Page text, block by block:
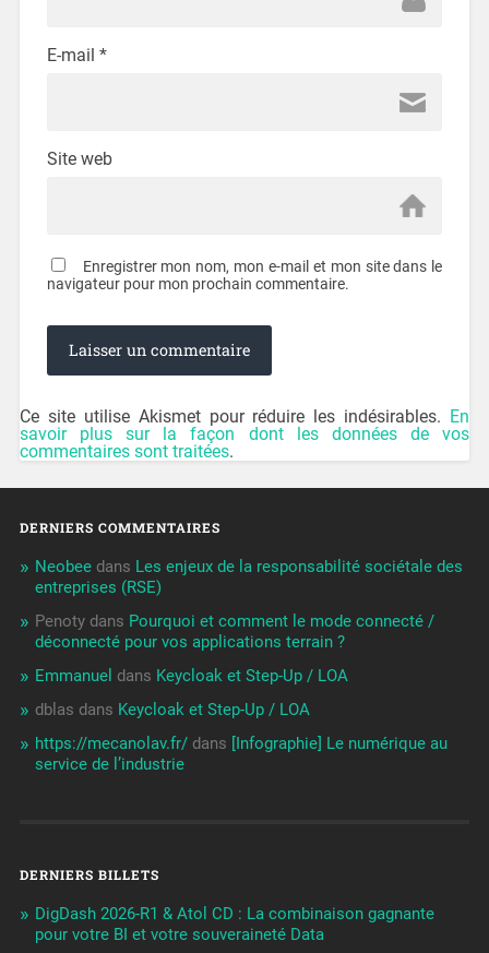
E-mail *
Site web
Enregistrer mon nom, mon e-mail et mon site dans le
navigateur pour mon prochain commentaire.
Ce site utilise Akismet pour réduire les indésirables. En
savoir plus sur la façon dont les données de vos
commentaires sont traitées.
DERNIERS COMMENTAIRES
Neobeedans Les enjeux de la responsabilité sociétale des
entreprises (RSE)
Penotydans Pourquoi et comment le mode connecté /
déconnecté pour vos applications terrain ?
Emmanuel dans Keycloak et Step-Up / LOA
dblas dans Keycloak et Step-Up / LOA
https://mecanolav.fr/dans
[Infographie] Le numérique au
service de l’industrie
DERNIERS BILLETS
DigDash 2026-R1 & Atol CD : La combinaison gagnante
pour votre BI et votre souveraineté Data